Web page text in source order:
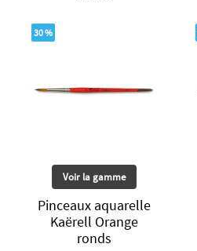
30 %
Voir la gamme
Pinceaux aquarelle
Kaërell Orange
ronds